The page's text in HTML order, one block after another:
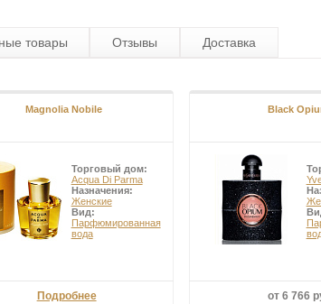
товары Отзывы Доставка
Magnolia Nobile
Торговый дом:
Acqua Di Parma
Назначения:
Женские
Вид:
Парфюмированная
вода
Подробнее
Black
от 6 766